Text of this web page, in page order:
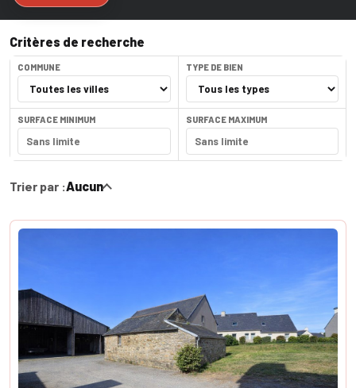
Critères de recherche
COMMUNE TYPE DE BIEN
SURFACE MINIMUM SURFACE MAXIMUM
Trier par :Aucun